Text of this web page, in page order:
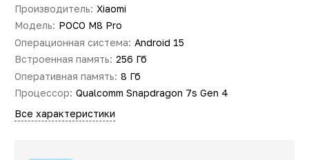
Производитель: Xiaomi
Модель: POCO M8 Pro
Операционная система: Android 15
Встроенная память: 256 Гб
Оперативная память: 8 Гб
Процессор: Qualcomm Snapdragon 7s Gen 4
Все характеристики